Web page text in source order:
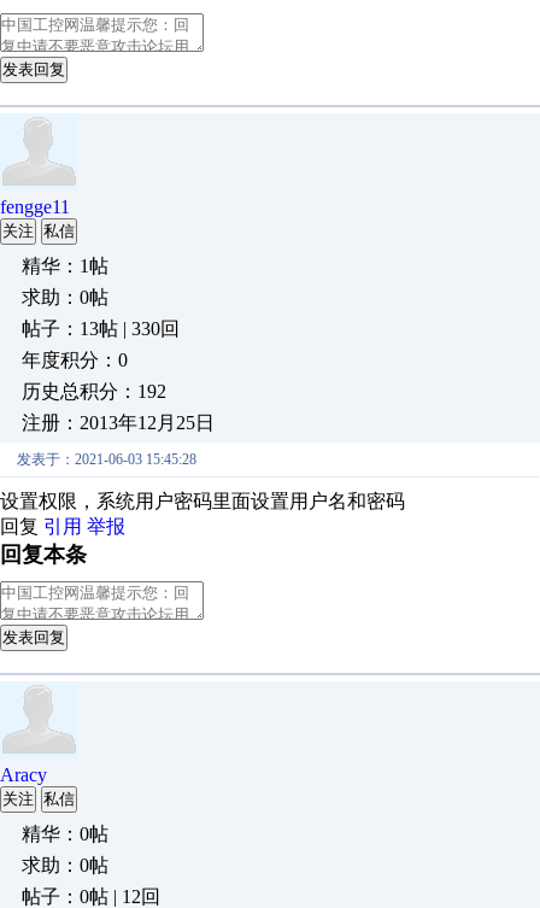
发表回复
fengge11
关注 私信
精华：1帖
求助：0帖
帖子：13帖 | 330回
年度积分：0
历史总积分：192
注册：2013年12月25日
发表于：2021-06-03 15:45:28
设置权限，系统用户密码里面设置用户名和密码
回复 引用 举报
回复本条
发表回复
Aracy
关注 私信
精华：0帖
求助：0帖
帖子：0帖 | 12回